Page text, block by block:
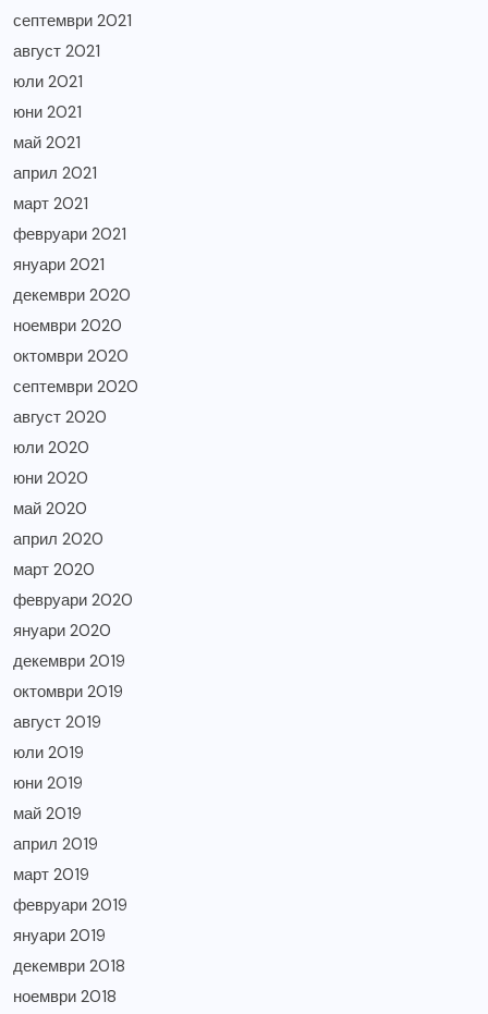
септември 2021
август 2021
юли 2021
юни 2021
май 2021
април 2021
март 2021
февруари 2021
януари 2021
декември 2020
ноември 2020
октомври 2020
септември 2020
август 2020
юли 2020
юни 2020
май 2020
април 2020
март 2020
февруари 2020
януари 2020
декември 2019
октомври 2019
август 2019
юли 2019
юни 2019
май 2019
април 2019
март 2019
февруари 2019
януари 2019
декември 2018
ноември 2018